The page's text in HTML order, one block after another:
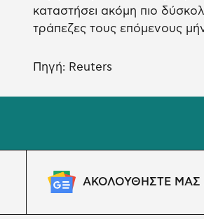
καταστήσει ακόμη πιο
τράπεζες τους επόμενους
Πηγή: Reuters
ΑΚΟΛΟΥΘΗΣΤΕ ΜΑΣ